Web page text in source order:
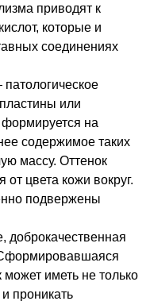
приводят к
которые и
соединениях
или
на
содержимое таких
массу. Оттенок
цвета кожи вокруг.
подвержены
Сформировавшаяся
иметь не только
проникать